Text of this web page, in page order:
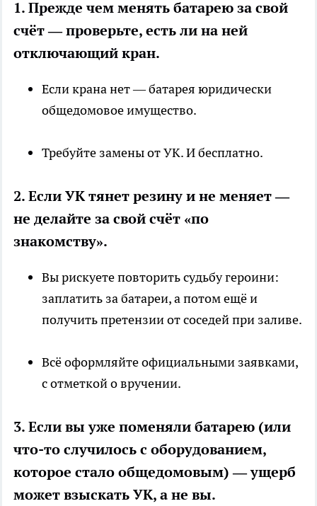
1. Прежде чем менять батарею за свой
счёт — проверьте, есть ли на ней
отключающий кран.
Если крана нет — батарея юридически
общедомовое имущество.
Требуйте замены от УК. И бесплатно.
2. Если УК тянет резину и не меняет —
не делайте за свой счёт «по
знакомству».
Вы рискуете повторить судьбу героини:
заплатить за батареи, а потом ещё и
получить претензии от соседей при заливе.
Всё оформляйте официальными заявками,
с отметкой о вручении.
3. Если вы уже поменяли батарею (или
что-то случилось с оборудованием,
которое стало общедомовым) — ущерб
может взыскать УК, а не вы.